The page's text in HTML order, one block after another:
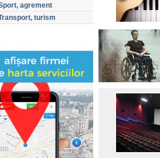
agrement
turism